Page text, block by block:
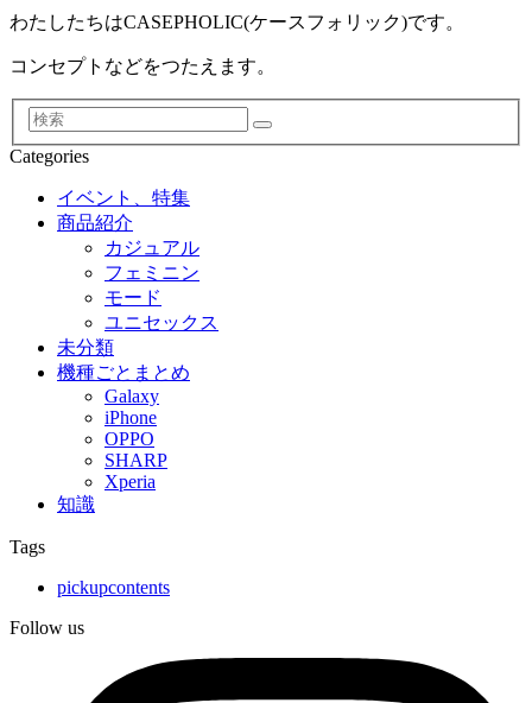
わたしたちはCASEPHOLIC(ケースフォリック)です。
コンセプトなどをつたえます。
検
索
Categories
イベント、特集
商品紹介
カジュアル
フェミニン
モード
ユニセックス
未分類
機種ごとまとめ
Galaxy
iPhone
OPPO
SHARP
Xperia
知識
Tags
pickupcontents
Follow us